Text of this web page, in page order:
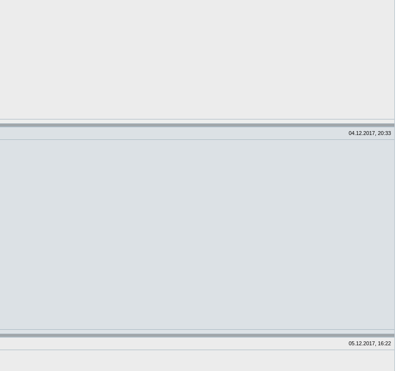
04.12.2017, 20:33
05.12.2017, 16:22